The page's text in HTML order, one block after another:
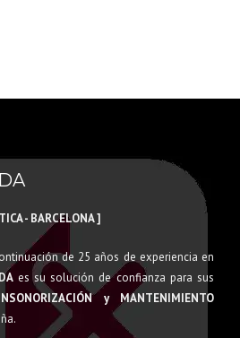
- BARCELONA ]
de 25 años de experiencia en
es su solución de confianza para sus
y MANTENIMIENTO